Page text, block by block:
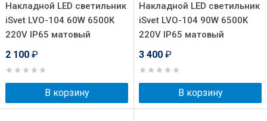
Накладной LED светильник
iSvet LVO-104 60W 6500K
220V IP65 матовый
2 100 ₽
В корзину
Накладной LED светильник
iSvet LVO-104 90W 6500K
220V IP65 матовый
3 400 ₽
В корзину